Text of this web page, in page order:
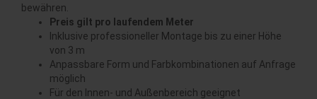
bewähren.
Preis gilt pro laufendem Meter
Inklusive professioneller Montage bis zu einer Höhe
von 3 m
Anpassbare Form und Farbkombinationen auf Anfrage
möglich
Für den Innen- und Außenbereich geeignet